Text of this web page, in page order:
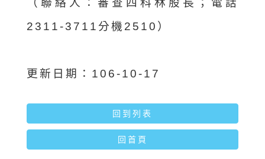
（聯絡人：審查四科林股長；電話
2311-3711分機2510）
更新日期：106-10-17
回到列表
回首頁